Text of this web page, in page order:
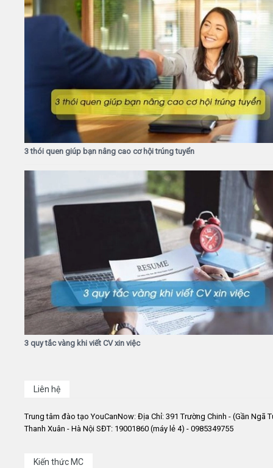
3 thói quen giúp bạn nâng cao cơ hội trúng tuyển
3 quy tắc vàng khi viết CV xin việc
Liên hệ
Trung tâm đào tạo YouCanNow: Địa Chỉ: 391 Trường Chinh - (Gần Ngã
Thanh Xuân - Hà Nội SĐT: 19001860 (máy lẻ 4) - 0985349755
Kiến thức MC